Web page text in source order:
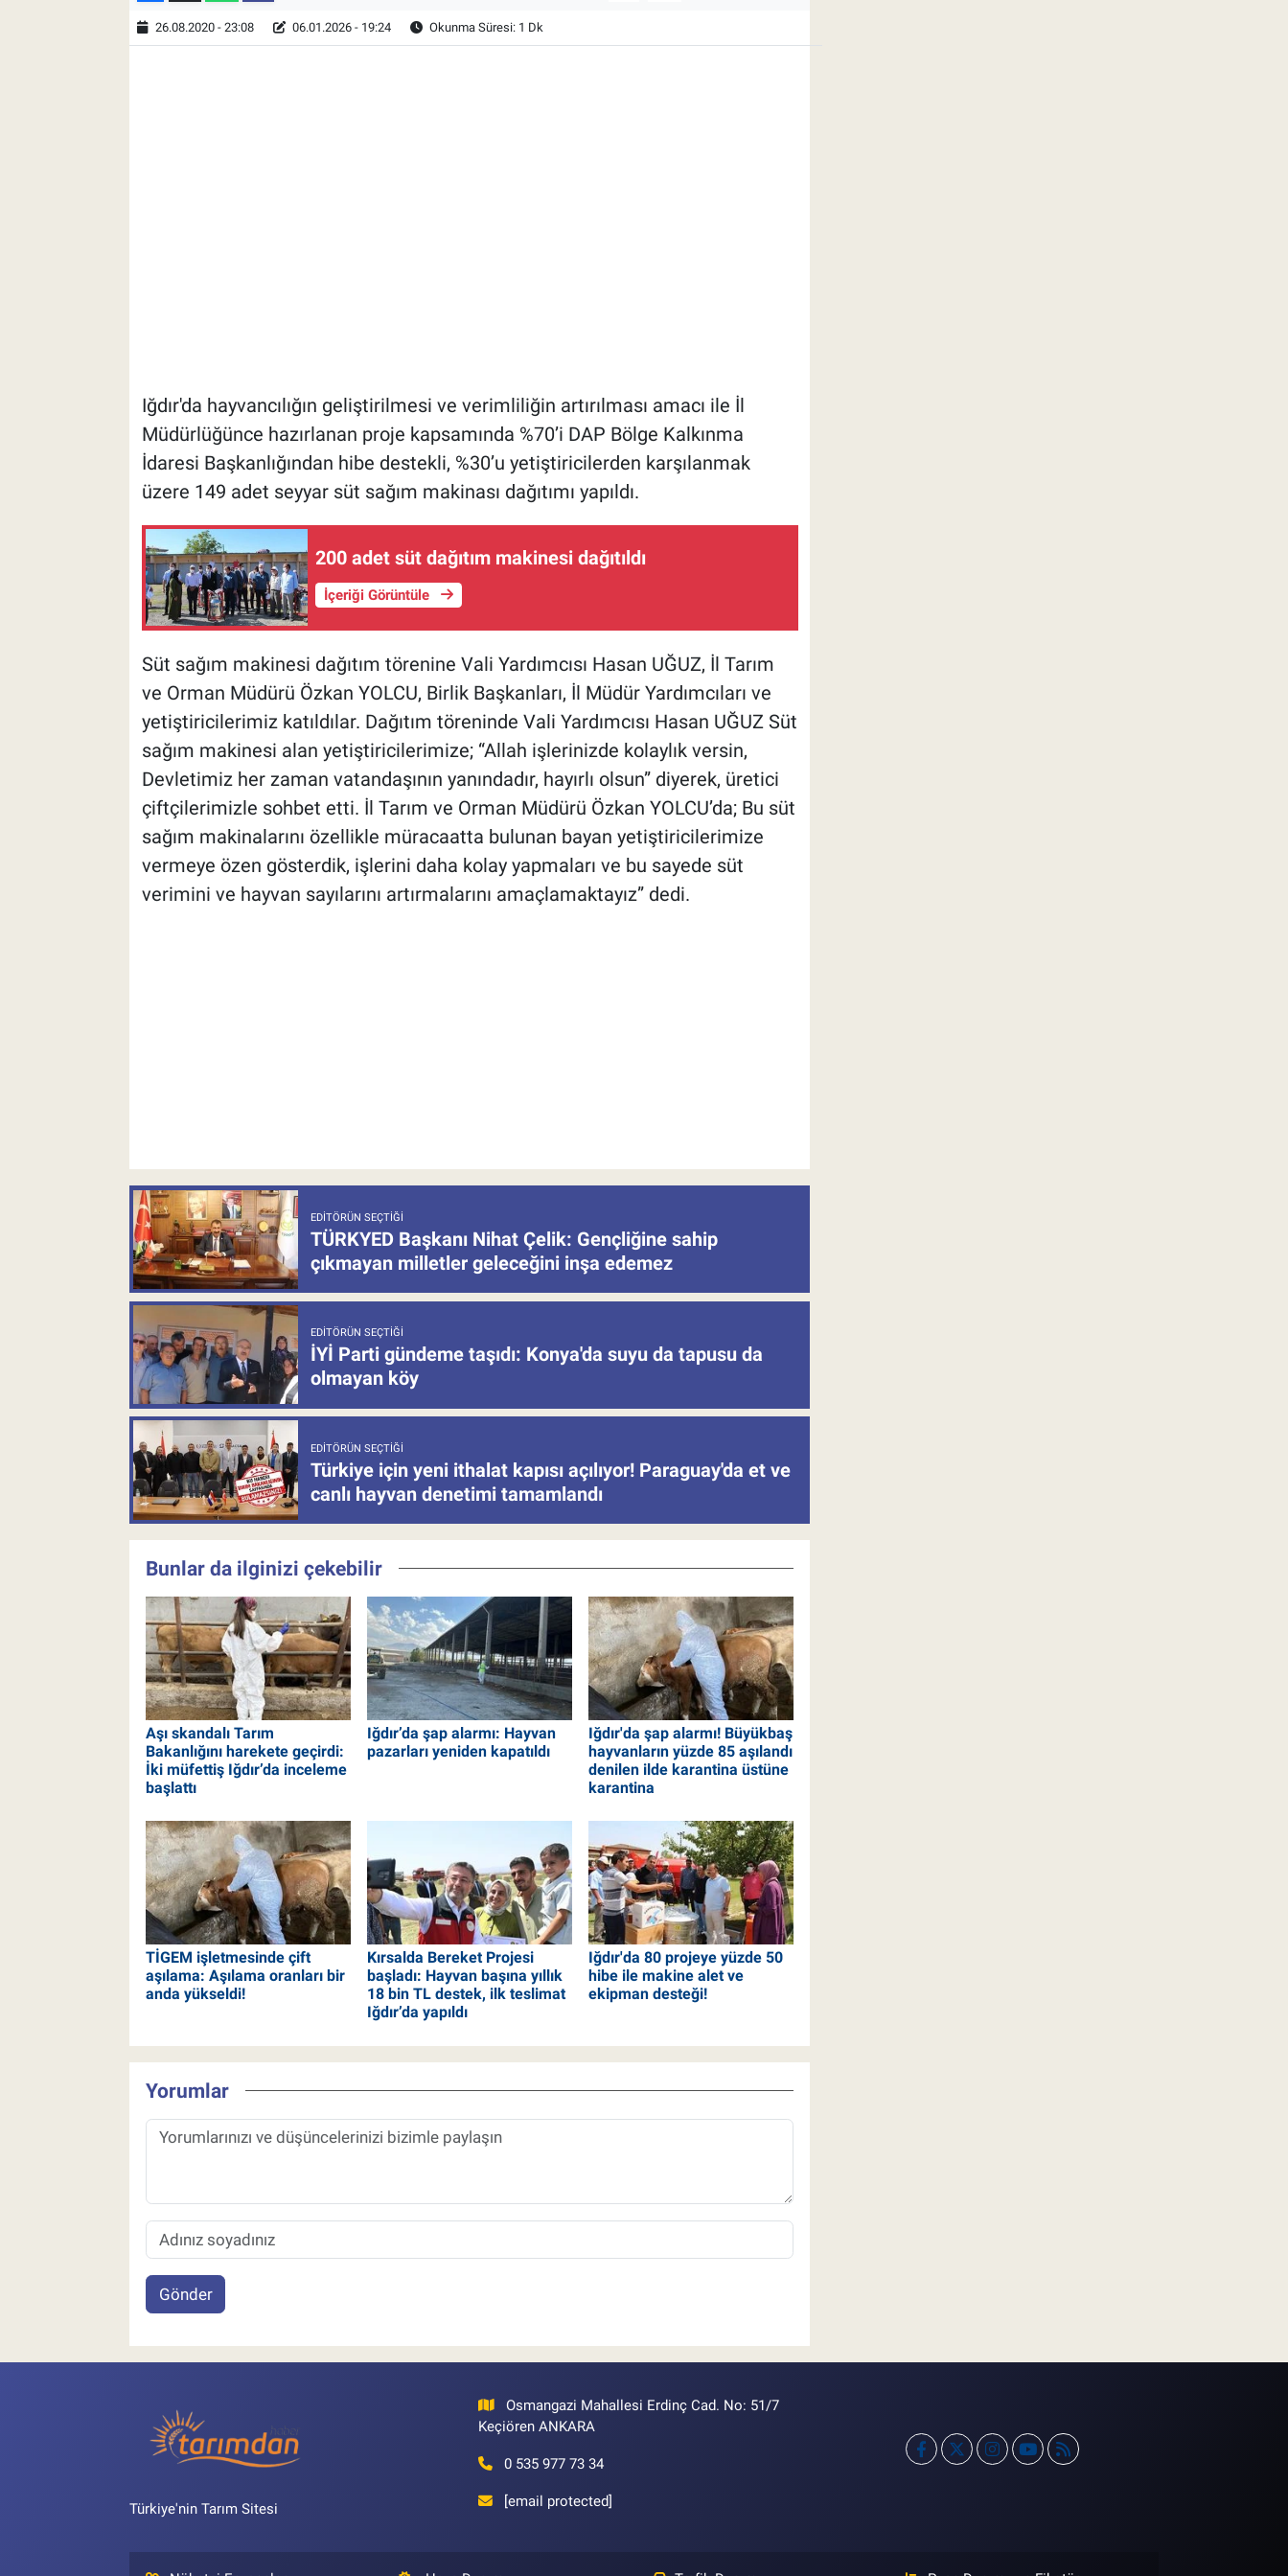
26.08.2020 - 23:08 06.01.2026 - 19:24 Okunma Süresi: 1 Dk
Iğdır'da hayvancılığın geliştirilmesi ve verimliliğin artırılması amacı ile İl
Müdürlüğünce hazırlanan proje kapsamında %70’i DAP Bölge Kalkınma
İdaresi Başkanlığından hibe destekli, %30’u yetiştiricilerden karşılanmak
üzere 149 adet seyyar süt sağım makinası dağıtımı yapıldı.
200 adet süt dağıtım makinesi dağıtıldı
İçeriği Görüntüle
Süt sağım makinesi dağıtım törenine Vali Yardımcısı Hasan UĞUZ, İl Tarım
ve Orman Müdürü Özkan YOLCU, Birlik Başkanları, İl Müdür Yardımcıları ve
yetiştiricilerimiz katıldılar. Dağıtım töreninde Vali Yardımcısı Hasan UĞUZ Süt
sağım makinesi alan yetiştiricilerimize; “Allah işlerinizde kolaylık versin,
Devletimiz her zaman vatandaşının yanındadır, hayırlı olsun” diyerek, üretici
çiftçilerimizle sohbet etti. İl Tarım ve Orman Müdürü Özkan YOLCU’da; Bu süt
sağım makinalarını özellikle müracaatta bulunan bayan yetiştiricilerimize
vermeye özen gösterdik, işlerini daha kolay yapmaları ve bu sayede süt
verimini ve hayvan sayılarını artırmalarını amaçlamaktayız” dedi.
EDITÖRÜN SEÇTIĞI
TÜRKYED Başkanı Nihat Çelik: Gençliğine sahip
çıkmayan milletler geleceğini inşa edemez
EDITÖRÜN SEÇTIĞI
İYİ Parti gündeme taşıdı: Konya'da suyu da tapusu da
olmayan köy
EDITÖRÜN SEÇTIĞI
Türkiye için yeni ithalat kapısı açılıyor! Paraguay'da et ve
canlı hayvan denetimi tamamlandı
Bunlar da ilginizi çekebilir
Aşı skandalı Tarım
Bakanlığını harekete geçirdi:
İki müfettiş Iğdır’da inceleme
başlattı
Iğdır’da şap alarmı: Hayvan
pazarları yeniden kapatıldı
Iğdır'da şap alarmı! Büyükbaş
hayvanların yüzde 85 aşılandı
denilen ilde karantina üstüne
karantina
TİGEM işletmesinde çift
aşılama: Aşılama oranları bir
anda yükseldi!
Kırsalda Bereket Projesi
başladı: Hayvan başına yıllık
18 bin TL destek, ilk teslimat
Iğdır’da yapıldı
Iğdır'da 80 projeye yüzde 50
hibe ile makine alet ve
ekipman desteği!
Yorumlar
Gönder
Türkiye'nin Tarım Sitesi
Osmangazi Mahallesi Erdinç Cad. No: 51/7
Keçiören ANKARA
0 535 977 73 34
[email protected]